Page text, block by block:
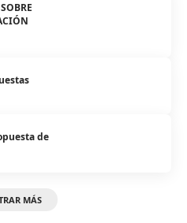
de
MÁS